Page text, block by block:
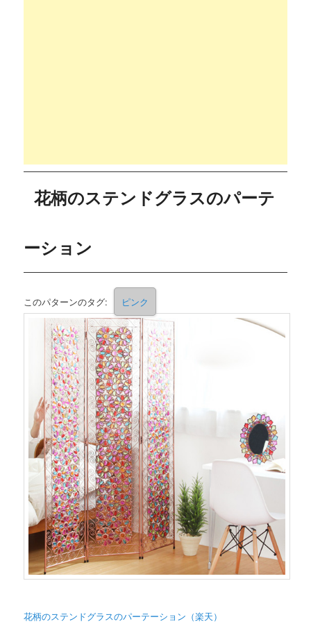
花柄のステンドグラスのパーテ
ーション
このパターンのタグ: ピンク
花柄のステンドグラスのパーテーション（楽天）